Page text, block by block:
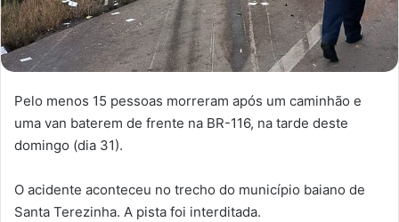
Pelo menos 15 pessoas morreram após um caminhão e
uma van baterem de frente na BR-116, na tarde deste
domingo (dia 31).
O acidente aconteceu no trecho do município baiano de
Santa Terezinha. A pista foi interditada.